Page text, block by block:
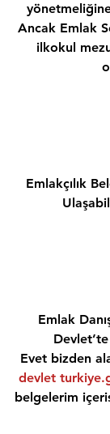
Ancak Emlak
ilkokul
Emlakçılık
Emlak
Evet bizden
devlet
belgelerim